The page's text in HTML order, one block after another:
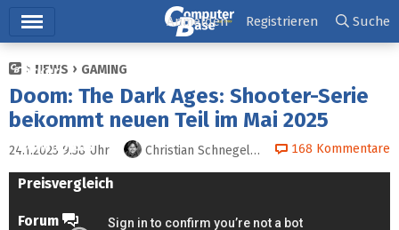
Ticker
Tests
Downloads
Preisvergleich
Forum
Anmelden Registrieren Suche
NEWS GAMING
Doom: The Dark Ages: Shooter-Serie
bekommt neuen Teil im Mai 2025
24.1.2025 9:38 Uhr Christian Schnegelberger 168 Kommentare